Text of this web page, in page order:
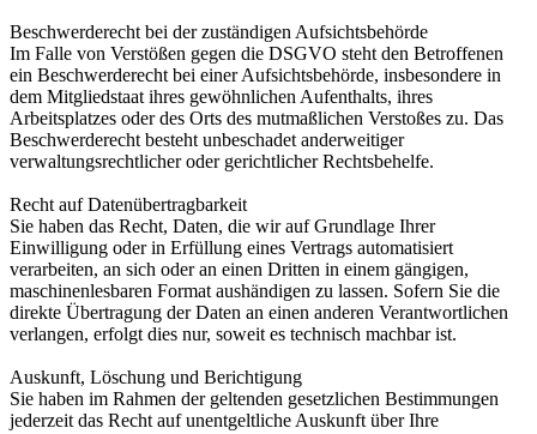
Beschwerderecht bei der zuständigen Aufsichtsbehörde
Im Falle von Verstößen gegen die DSGVO steht den Betroffenen
ein Beschwerderecht bei einer Aufsichtsbehörde, insbesondere in
dem Mitgliedstaat ihres gewöhnlichen Aufenthalts, ihres
Arbeitsplatzes oder des Orts des mutmaßlichen Verstoßes zu. Das
Beschwerderecht besteht unbeschadet anderweitiger
verwaltungsrechtlicher oder gerichtlicher Rechtsbehelfe.
Recht auf Datenübertragbarkeit
Sie haben das Recht, Daten, die wir auf Grundlage Ihrer
Einwilligung oder in Erfüllung eines Vertrags automatisiert
verarbeiten, an sich oder an einen Dritten in einem gängigen,
maschinenlesbaren Format aushändigen zu lassen. Sofern Sie die
direkte Übertragung der Daten an einen anderen Verantwortlichen
verlangen, erfolgt dies nur, soweit es technisch machbar ist.
Auskunft, Löschung und Berichtigung
Sie haben im Rahmen der geltenden gesetzlichen Bestimmungen
jederzeit das Recht auf unentgeltliche Auskunft über Ihre